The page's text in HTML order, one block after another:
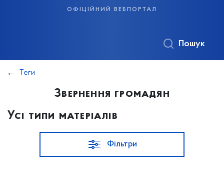
офіційний вебпортал
Пошук
Теги
Звернення громадян
Усі типи матеріалів
Фільтри